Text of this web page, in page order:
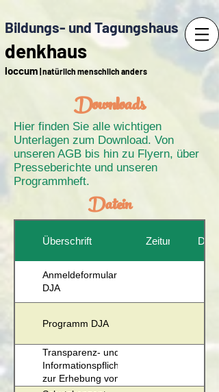
denkhaus
loccum | natürlich menschlich anders
Bildungs- und Tagungshaus
Downloads
Hier finden Sie alle wichtigen
Unterlagen zum Download. Von
unseren AGB bis hin zu Flyern, über
Presseberichte und unseren
Programmheft.
Datein
Überschrift Zeitung
Anmeldeformular
DJA
Programm DJA
Transparenz- und
Informationspflichten
zur Erhebung von